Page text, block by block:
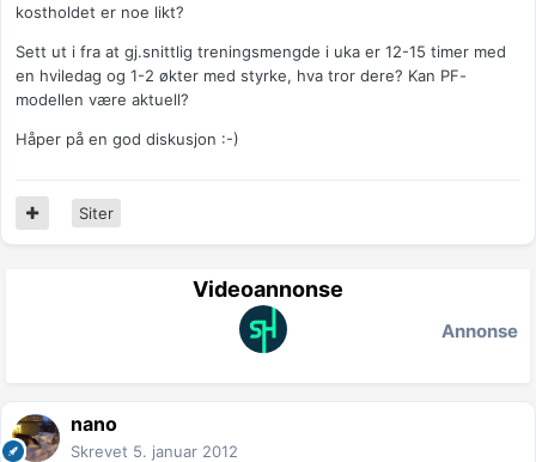
kostholdet er noe likt?
Sett ut i fra at gj.snittlig treningsmengde i uka er 12-15 timer med
en hviledag og 1-2 økter med styrke, hva tror dere? Kan PF-
modellen være aktuell?
Håper på en god diskusjon :-)
Siter
Videoannonse
Annonse
nano
Skrevet 5. januar 2012